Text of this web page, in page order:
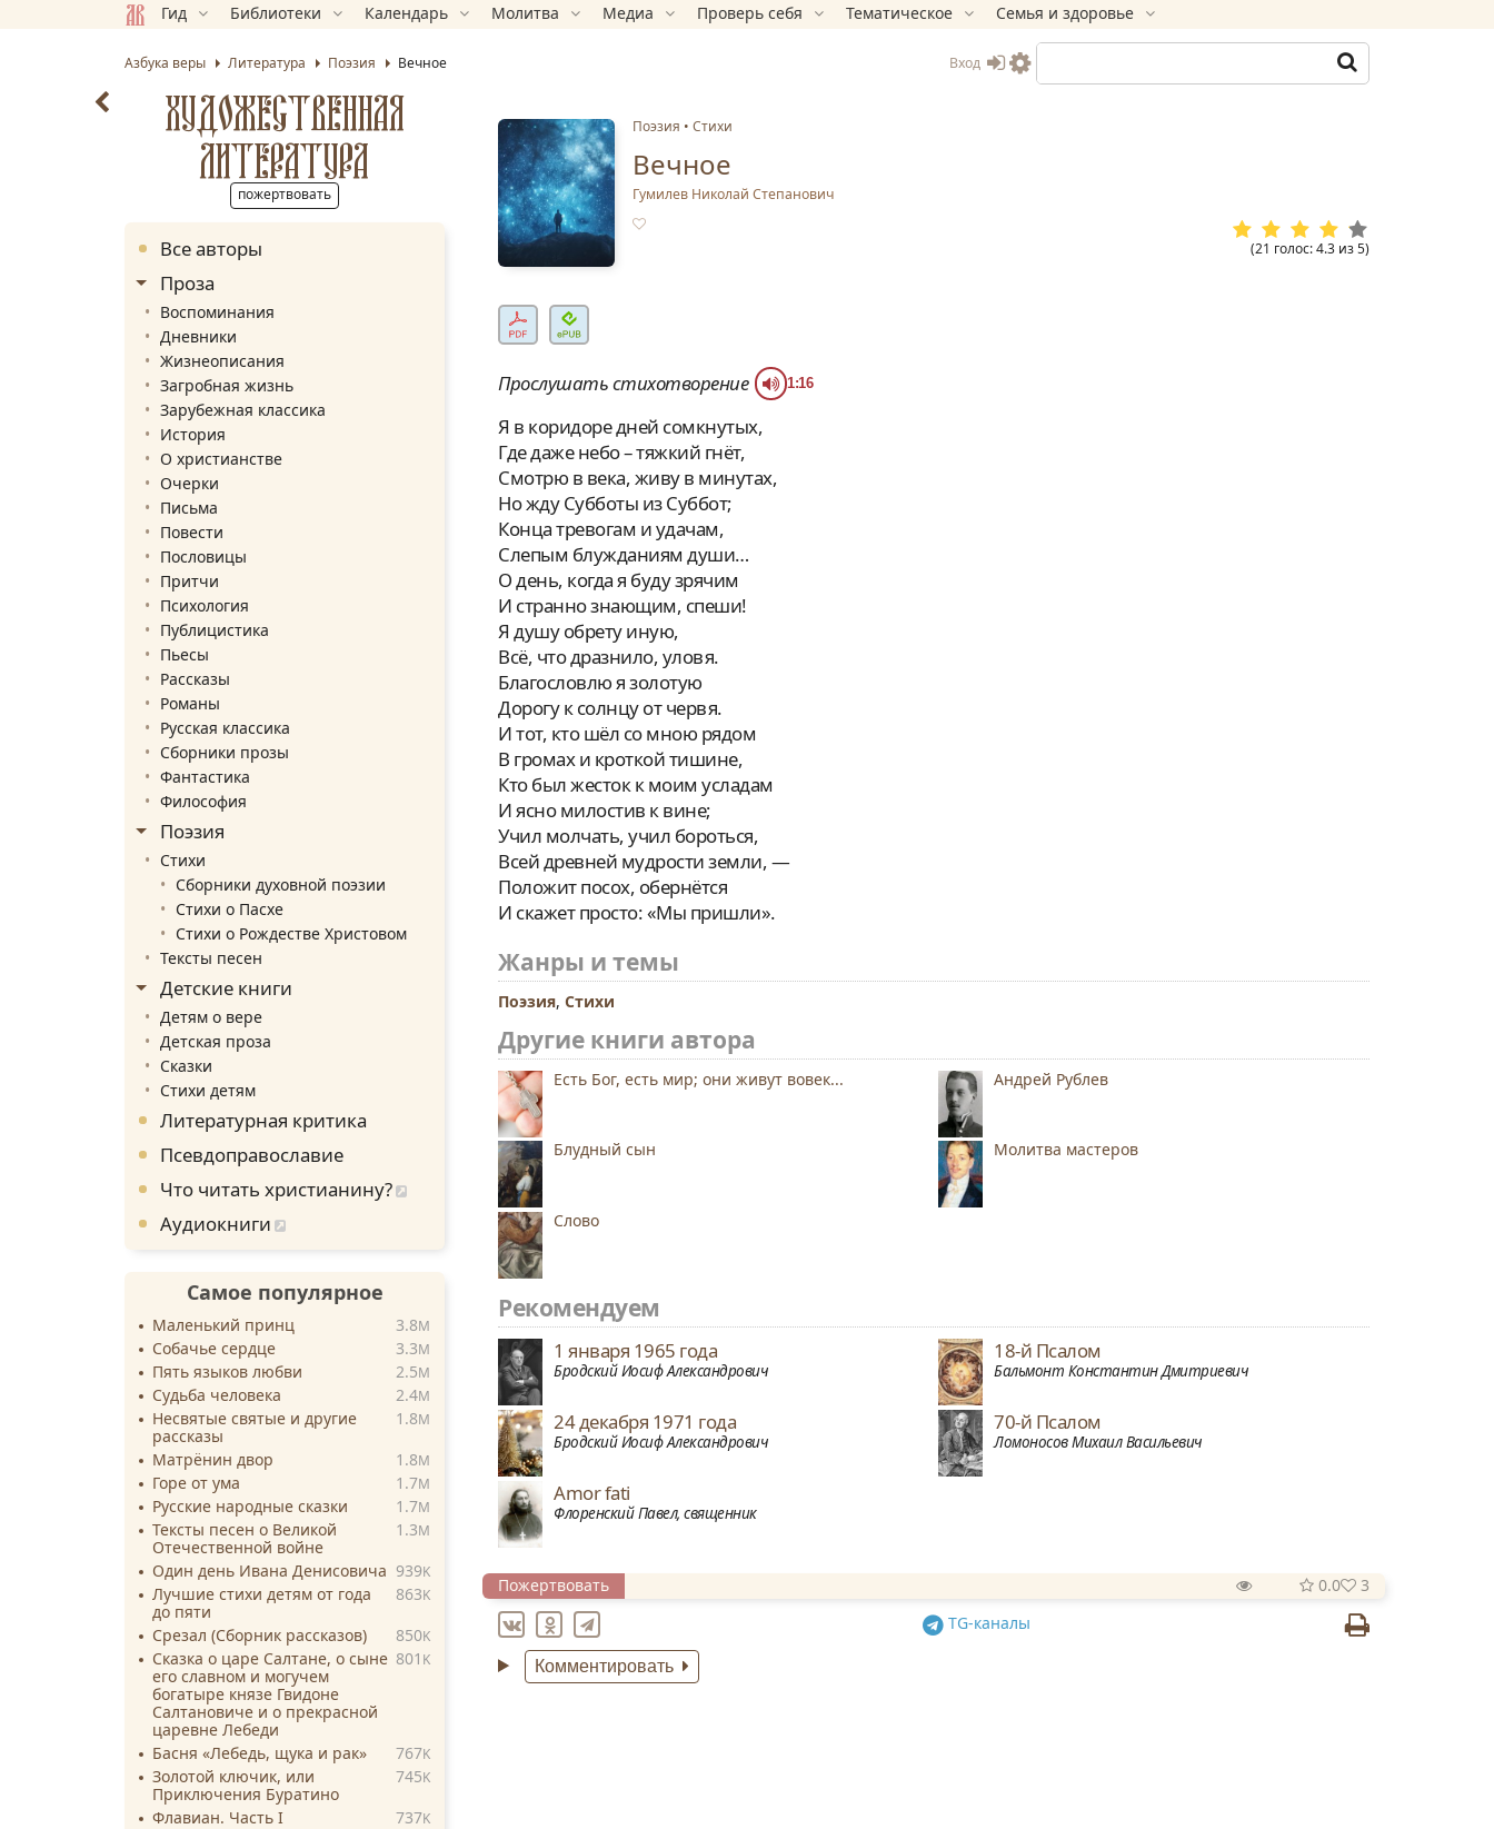
Гид Библиотеки Календарь Молитва Медиа Проверь себя Тематическое Семья и здоровье
Азбука веры Литература Поэзия Вечное Вход
Поэзия Стихи
Вечное
Гумилев Николай Степанович
(21 голос:4.3 из5)
Прослушать стихотворение 1:16
Я в коридоре дней сомкнутых,
Где даже небо – тяжкий гнёт,
Смотрю в века, живу в минутах,
Но жду Субботы из Суббот;
Конца тревогам и удачам,
Слепым блужданиям души…
О день, когда я буду зрячим
И странно знающим, спеши!
Я душу обрету иную,
Всё, что дразнило, уловя.
Благословлю я золотую
Дорогу к солнцу от червя.
И тот, кто шёл со мною рядом
В громах и кроткой тишине,
Кто был жесток к моим усладам
И ясно милостив к вине;
Учил молчать, учил бороться,
Всей древней мудрости земли, —
Положит посох, обернётся
И скажет просто: «Мы пришли».
Жанры и темы
Поэзия, Стихи
Другие книги автора
Есть Бог, есть мир; они живут вовек... Андрей Рублев
Блудный сын Молитва мастеров
Слово
Рекомендуем
1 января 1965 года
Бродский Иосиф Александрович
18-й Псалом
Бальмонт Константин Дмитриевич
24 декабря 1971 года
Бродский Иосиф Александрович
70-й Псалом
Ломоносов Михаил Васильевич
Amor fati
Флоренский Павел, священник
Пожертвовать 0.0
3
TG-каналы
Комментировать
ХУДОЖЕСТВЕННАЯ
ЛИТЕРАТУРА
пожертвовать
Все авторы
Проза
Воспоминания
Дневники
Жизнеописания
Загробная жизнь
Зарубежная классика
История
О христианстве
Очерки
Письма
Повести
Пословицы
Притчи
Психология
Публицистика
Пьесы
Рассказы
Романы
Русская классика
Сборники прозы
Фантастика
Философия
Поэзия
Стихи
Сборники духовной поэзии
Стихи о Пасхе
Стихи о Рождестве Христовом
Тексты песен
Детские книги
Детям о вере
Детская проза
Сказки
Стихи детям
Литературная критика
Псевдоправославие
Что читать христианину?
Аудиокниги
Самое популярное
Маленький принц 3.8M
Собачье сердце 3.3M
Пять языков любви 2.5M
Судьба человека 2.4M
Несвятые святые и другие
рассказы
1.8M
Матрёнин двор 1.8M
Горе от ума 1.7M
Русские народные сказки 1.7M
Тексты песен о Великой
Отечественной войне
1.3M
Один день Ивана Денисовича 939K
Лучшие стихи детям от года
до пяти
863K
Срезал (Сборник рассказов) 850K
Сказка о царе Салтане, о сыне
его славном и могучем
богатыре князе Гвидоне
Салтановиче и о прекрасной
царевне Лебеди
801 K
Басня «Лебедь, щука и рак» 767K
Золотой ключик, или
Приключения Буратино
745K
Флавиан. Часть I 737K